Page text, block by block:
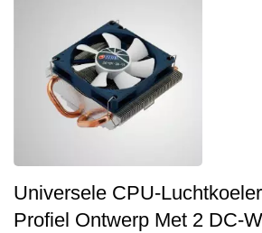
Universele CPU-
Profiel Ontwerp Met 2 DC-